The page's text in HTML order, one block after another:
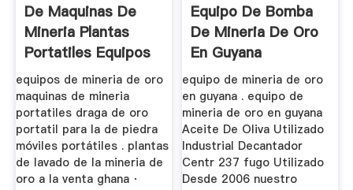
De Maquinas De
Mineria Plantas
Portatiles Equipos
De ...
equipos de mineria de oro
maquinas de mineria
portatiles draga de oro
portatil para la de piedra
móviles portátiles . plantas
de lavado de la mineria de
oro a la venta ghana ·
Equipo De Bomba
De Mineria De Oro
En Guyana
equipo de mineria de oro
en guyana . equipo de
mineria de oro en guyana
Aceite De Oliva Utilizado
Industrial Decantador
Centr 237 fugo Utilizado
Desde 2006 nuestro